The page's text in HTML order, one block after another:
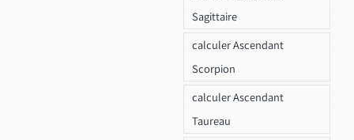
Sagittaire
calculer Ascendant
Scorpion
calculer Ascendant
Taureau